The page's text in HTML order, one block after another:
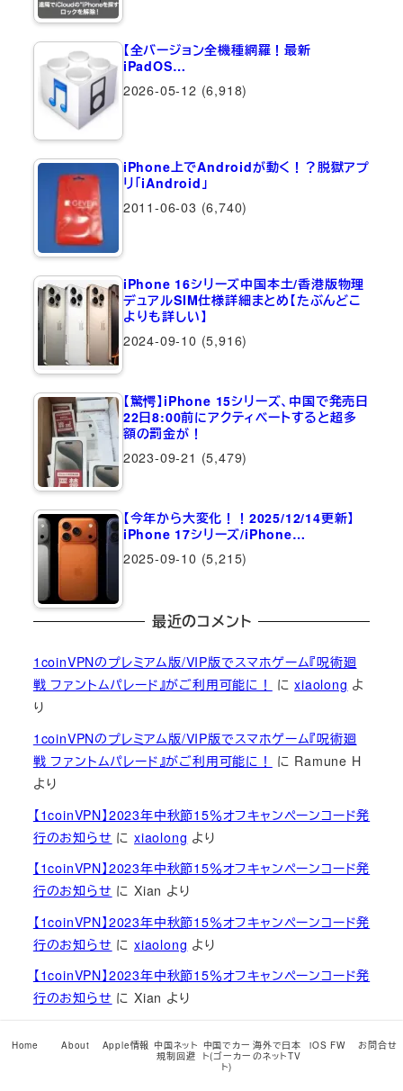
【全バージョン全機種網羅！最新
iPadOS…
2026-05-12 (6,918)
iPhone上でAndroidが動く！？脱獄アプ
リ「iAndroid」
2011-06-03 (6,740)
iPhone 16シリーズ中国本土/香港版物理
デュアルSIM仕様詳細まとめ【たぶんどこ
よりも詳しい】
2024-09-10 (5,916)
【驚愕】iPhone 15シリーズ、中国で発売日
22日8:00前にアクティベートすると超多
額の罰金が！
2023-09-21 (5,479)
【今年から大変化！！2025/12/14更新】
iPhone 17シリーズ/iPhone…
2025-09-10 (5,215)
最近のコメント
1coinVPNのプレミアム版/VIP版でスマホゲーム『呪術廻
戦 ファントムパレード』がご利用可能に！
にxiaolong よ
り
1coinVPNのプレミアム版/VIP版でスマホゲーム『呪術廻
戦 ファントムパレード』がご利用可能に！
に Ramune H
より
【1coinVPN】2023年中秋節15％オフキャンペーンコード発
行のお知らせ にxiaolong より
【1coinVPN】2023年中秋節15％オフキャンペーンコード発
行のお知らせ にXian より
【1coinVPN】2023年中秋節15％オフキャンペーンコード発
行のお知らせ にxiaolong より
【1coinVPN】2023年中秋節15％オフキャンペーンコード発
行のお知らせ にXian より
戦 ファントムパレード』がご利用可能に！にxiaolong
よ
Home About Apple情報 中国ネット
規制回避
中国でカー
ト(ゴーカー
ト)
海外で日本
のネットTV
iOS FW お問合せ